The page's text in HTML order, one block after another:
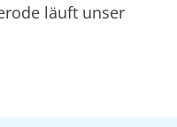
läuft unser